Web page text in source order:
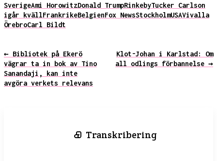
SverigeAmi HorowitzDonald TrumpRinkebyTucker Carlson
igår kvällFrankrikeBelgienFox NewsStockholmUSAVivalla
ÖrebroCarl Bildt
← Bibliotek på Ekerö
vägrar ta in bok av Tino
Sanandaji, kan inte
avgöra verkets relevans
Klot-Johan i Karlstad: Om
all odlings förbannelse →
Transkribering